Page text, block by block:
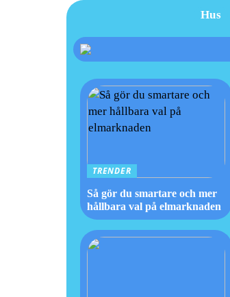
Hus
TRENDER
Så gör du smartare och mer
hållbara val på elmarknaden